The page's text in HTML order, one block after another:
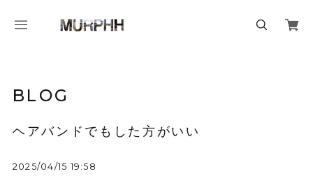
BLOG
ヘアバンドでもした方がいい
2025/04/15 19:58